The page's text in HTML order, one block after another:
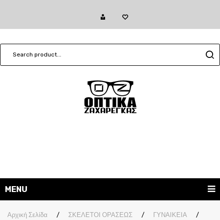
MENU
ΓΥΑΛΙΑ ΗΛΙΟΥ
Αρχική Σελίδα / ΣΚΕΛΕΤΟΙ ΟΡΑΣΕΩΣ / ΓΥΝΑΙΚΕΙΑ
/